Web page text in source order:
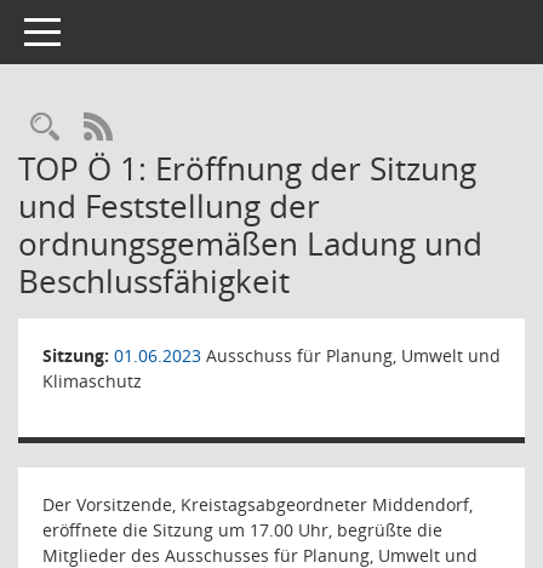
Toggle navigation
Rechercheauswahl
RSS-Feed
TOP Ö 1: Eröffnung der Sitzung
und Feststellung der
ordnungsgemäßen Ladung und
Beschlussfähigkeit
Sitzung: 01.06.2023 Ausschuss für Planung, Umwelt und
Klimaschutz
Der Vorsitzende, Kreistagsabgeordneter Middendorf,
eröffnete die Sitzung um 17.00 Uhr, begrüßte die
Mitglieder des Ausschusses für Planung, Umwelt und